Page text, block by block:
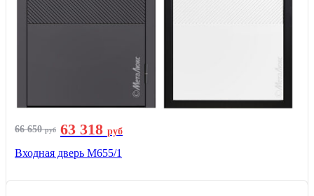
66 650руб 63 318 руб
Входная дверь М655/1